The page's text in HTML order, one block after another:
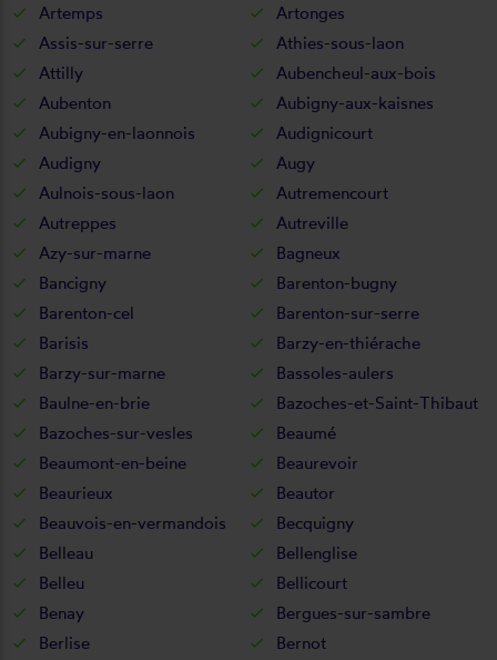
Artemps
Artonges
Assis-sur-serre
Athies-sous-laon
Attilly
Aubencheul-aux-bois
Aubenton
Aubigny-aux-kaisnes
Aubigny-en-laonnois
Audignicourt
Audigny
Augy
Aulnois-sous-laon
Autremencourt
Autreppes
Autreville
Azy-sur-marne
Bagneux
Bancigny
Barenton-bugny
Barenton-cel
Barenton-sur-serre
Barisis
Barzy-en-thiérache
Barzy-sur-marne
Bassoles-aulers
Baulne-en-brie
Bazoches-et-Saint-Thibaut
Bazoches-sur-vesles
Beaumé
Beaumont-en-beine
Beaurevoir
Beaurieux
Beautor
Beauvois-en-vermandois
Becquigny
Belleau
Bellenglise
Belleu
Bellicourt
Benay
Bergues-sur-sambre
Berlise
Bernot